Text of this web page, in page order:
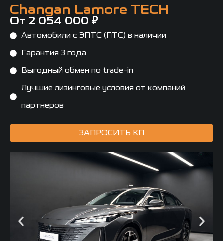
Changan Lamore TECH
От 2 054 000 ₽
Автомобили с ЭПТС (ПТС) в наличии
Гарантия 3 года
Выгодный обмен по trade-in
Лучшие лизинговые условия от компаний
партнеров
ЗАПРОСИТЬ КП